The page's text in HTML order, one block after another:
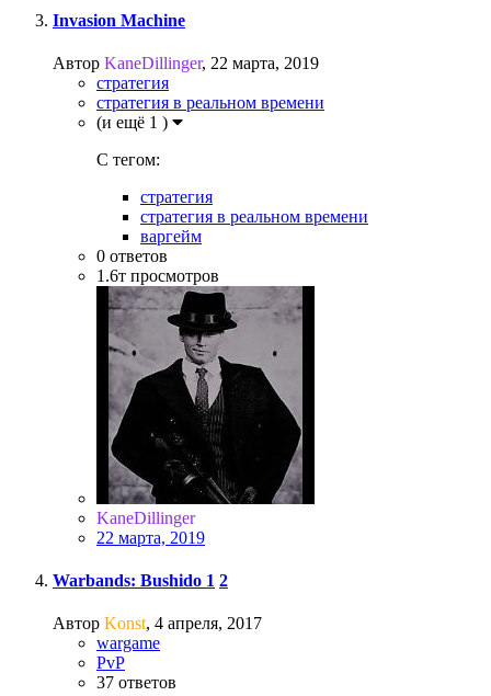
Invasion Machine
Автор KaneDillinger, 22 марта, 2019
стратегия
стратегия в реальном времени
(и ещё 1 )
C тегом:
стратегия
стратегия в реальном времени
варгейм
0 ответов
1.6т просмотров
KaneDillinger
22 марта, 2019
Warbands: Bushido 1 2
Автор Konst, 4 апреля, 2017
wargame
PvP
37 ответов